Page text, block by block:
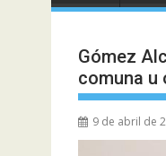
Gómez
comuna u
9 de abril de